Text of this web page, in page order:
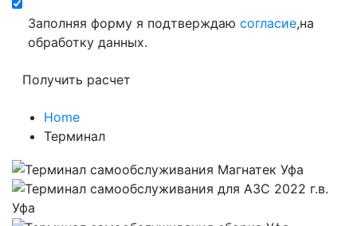
Заполняя форму я подтверждаю согласие,на
обработку данных.
Home
Терминал